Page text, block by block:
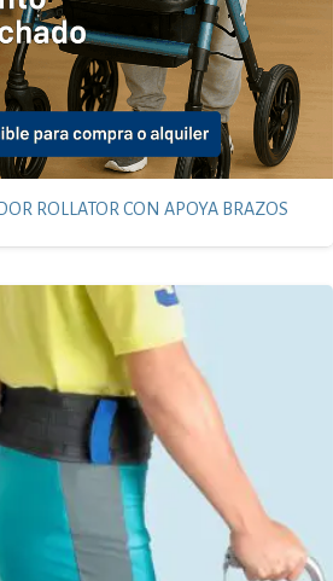
ROLLATOR CON APOYA BRAZOS